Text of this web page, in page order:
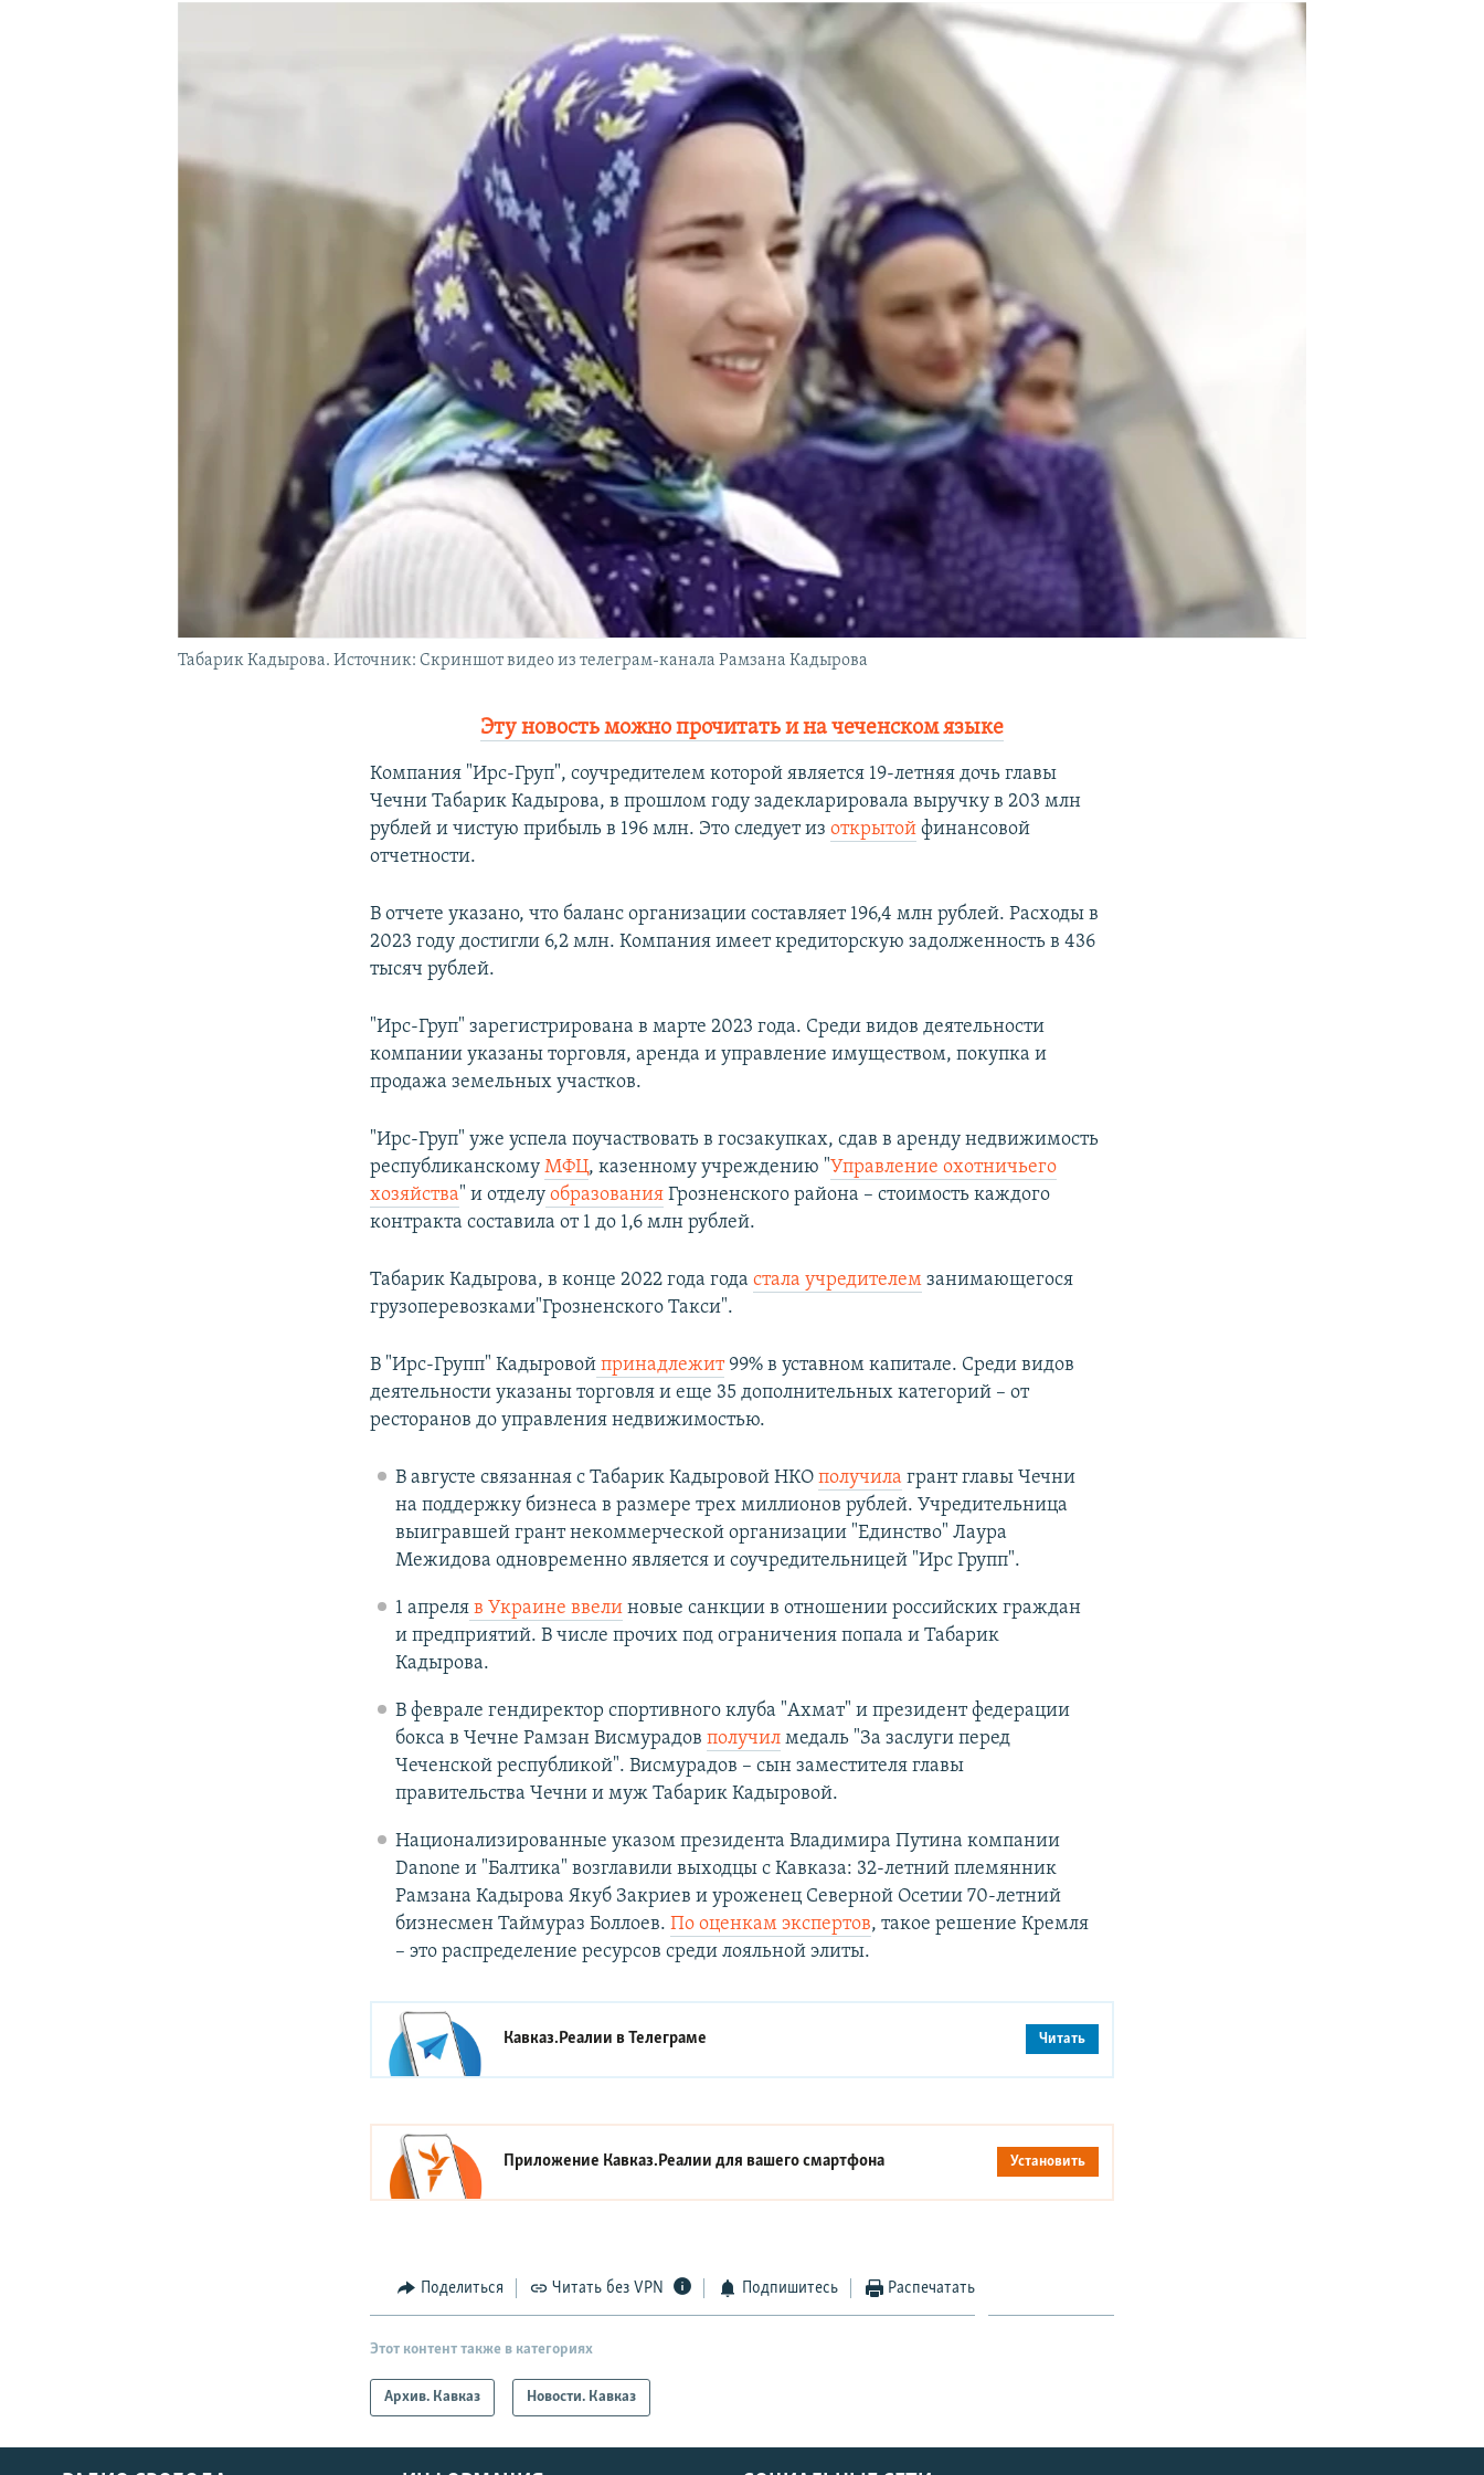
Табарик Кадырова. Источник: Скриншот видео из телеграм-канала Рамзана Кадырова
Эту новость можно прочитать и на чеченском языке
Компания "Ирс-Груп", соучредителем которой является 19-летняя дочь главы
Чечни Табарик Кадырова, в прошлом году задекларировала выручку в 203 млн
рублей и чистую прибыль в 196 млн. Это следует изоткрытой финансовой
отчетности.
В отчете указано, что баланс организации составляет 196,4 млн рублей. Расходы в
2023 году достигли 6,2 млн. Компания имеет кредиторскую задолженность в 436
тысяч рублей.
"Ирс-Груп" зарегистрирована в марте 2023 года. Среди видов деятельности
компании указаны торговля, аренда и управление имуществом, покупка и
продажа земельных участков.
"Ирс-Груп" уже успела поучаствовать в госзакупках, сдав в аренду недвижимость
республиканскомуМФЦ, казенному учреждению "Управление охотничьего
хозяйства" и отделу образования Грозненского района – стоимость каждого
контракта составила от 1 до 1,6 млн рублей.
Табарик Кадырова, в конце 2022 года годастала учредителем занимающегося
грузоперевозками"Грозненского Такси".
В "Ирс-Групп" Кадыровой принадлежит99% в уставном капитале. Среди видов
деятельности указаны торговля и еще 35 дополнительных категорий – от
ресторанов до управления недвижимостью.
В августе связанная с Табарик Кадыровой НКО получила грант главы Чечни
на поддержку бизнеса в размере трех миллионов рублей. Учредительница
выигравшей грант некоммерческой организации "Единство" Лаура
Межидова одновременно является и соучредительницей "Ирс Групп".
1 апреляв Украине ввелиновые санкции в отношении российских граждан
и предприятий. В числе прочих под ограничения попала и Табарик
Кадырова.
В феврале гендиректор спортивного клуба "Ахмат" и президент федерации
бокса в Чечне Рамзан Висмурадов получилмедаль "За заслуги перед
Чеченской республикой". Висмурадов – сын заместителя главы
правительства Чечни и муж Табарик Кадыровой.
Национализированные указом президента Владимира Путина компании
Danone и "Балтика" возглавили выходцы с Кавказа: 32-летний племянник
Рамзана Кадырова Якуб Закриев и уроженец Северной Осетии 70-летний
бизнесмен Таймураз Боллоев. По оценкам экспертов, такое решение Кремля
– это распределение ресурсов среди лояльной элиты.
Кавказ.Реалии вТелеграме Читать
Приложение Кавказ.Реалии для вашего смартфона Установить
Поделиться Читать без VPN Подпишитесь Распечатать
Этот контент также в категориях
Архив. Кавказ Новости. Кавказ